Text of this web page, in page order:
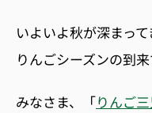
いよいよ秋が深まっ
りんごシーズンの到来
みなさま、「りんご